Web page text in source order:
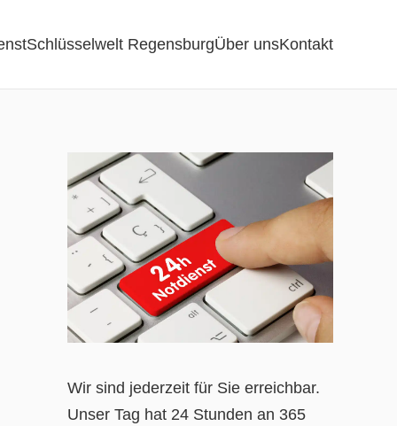
Schlüsselwelt RegensburgÜber unsKontakt
Wir sind jederzeit für Sie erreichbar.
Unser Tag hat 24 Stunden an 365